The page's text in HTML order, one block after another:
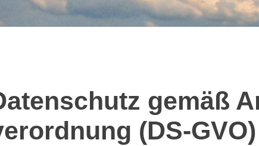
gemäß
(DS-GVO)